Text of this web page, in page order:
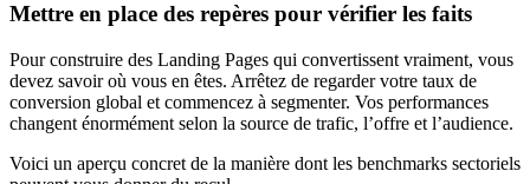
Mettre en place des repères pour vérifier les faits
Pour construire des Landing Pages qui convertissent vraiment, vous
devez savoir où vous en êtes. Arrêtez de regarder votre taux de
conversion global et commencez à segmenter. Vos performances
changent énormément selon la source de trafic, l’offre et l’audience.
Voici un aperçu concret de la manière dont les benchmarks sectoriels